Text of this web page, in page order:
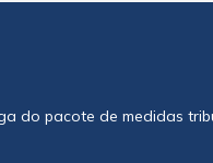
do pacote de medidas